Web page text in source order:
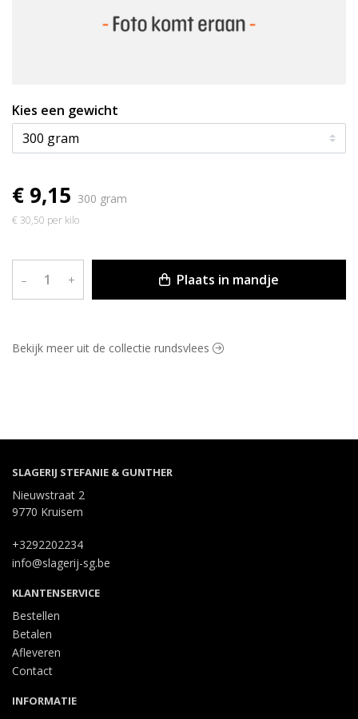
Kies een gewicht
€ 9,15 300 gram
€ 30,50 per kilo
– + Plaats in mandje
Bekijk meer uit de collectie rundsvlees
SLAGERIJ STEFANIE & GUNTHER
Nieuwstraat 2
9770 Kruisem
+3292202234
info@slagerij-sg.be
KLANTENSERVICE
Bestellen
Betalen
Afleveren
Contact
INFORMATIE